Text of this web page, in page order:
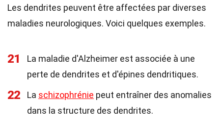
Les dendrites peuvent être affectées par diverses
maladies neurologiques. Voici quelques exemples.
21
La maladie d'Alzheimer est associée à une
perte de dendrites et d'épines dendritiques.
22 La schizophrénie peut entraîner des anomalies
dans la structure des dendrites.